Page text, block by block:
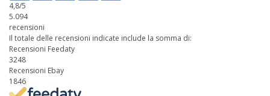
4,8/5
5.094
recensioni
Il totale delle recensioni indicate include la somma di:
Recensioni Feedaty
3248
Recensioni Ebay
1846